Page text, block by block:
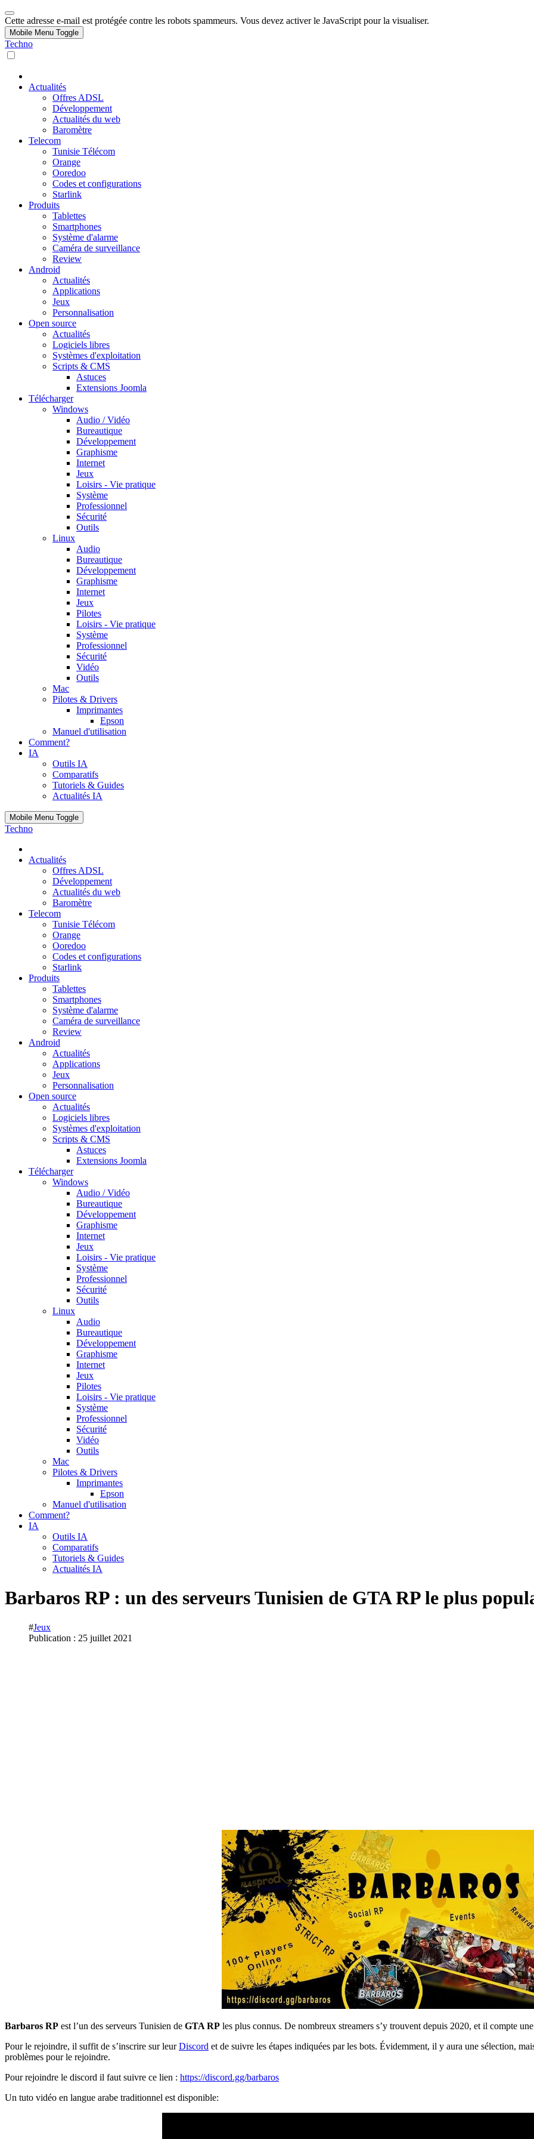
Cette adresse e-mail est protégée contre les robots spammeurs. Vous devez activer le JavaScript pour la visualiser.
Mobile Menu Toggle
Techno
Actualités
Offres ADSL
Développement
Actualités du web
Baromètre
Telecom
Tunisie Télécom
Orange
Ooredoo
Codes et configurations
Starlink
Produits
Tablettes
Smartphones
Système d'alarme
Caméra de surveillance
Review
Android
Actualités
Applications
Jeux
Personnalisation
Open source
Actualités
Logiciels libres
Systèmes d'exploitation
Scripts & CMS
Astuces
Extensions Joomla
Télécharger
Windows
Audio / Vidéo
Bureautique
Développement
Graphisme
Internet
Jeux
Loisirs - Vie pratique
Système
Professionnel
Sécurité
Outils
Linux
Audio
Bureautique
Développement
Graphisme
Internet
Jeux
Pilotes
Loisirs - Vie pratique
Système
Professionnel
Sécurité
Vidéo
Outils
Mac
Pilotes & Drivers
Imprimantes
Epson
Manuel d'utilisation
Comment?
IA
Outils IA
Comparatifs
Tutoriels & Guides
Actualités IA
Mobile Menu Toggle
Techno
Actualités
Offres ADSL
Développement
Actualités du web
Baromètre
Telecom
Tunisie Télécom
Orange
Ooredoo
Codes et configurations
Starlink
Produits
Tablettes
Smartphones
Système d'alarme
Caméra de surveillance
Review
Android
Actualités
Applications
Jeux
Personnalisation
Open source
Actualités
Logiciels libres
Systèmes d'exploitation
Scripts & CMS
Astuces
Extensions Joomla
Télécharger
Windows
Audio / Vidéo
Bureautique
Développement
Graphisme
Internet
Jeux
Loisirs - Vie pratique
Système
Professionnel
Sécurité
Outils
Linux
Audio
Bureautique
Développement
Graphisme
Internet
Jeux
Pilotes
Loisirs - Vie pratique
Système
Professionnel
Sécurité
Vidéo
Outils
Mac
Pilotes & Drivers
Imprimantes
Epson
Manuel d'utilisation
Comment?
IA
Outils IA
Comparatifs
Tutoriels & Guides
Actualités IA
Barbaros RP : un des serveurs Tunisien de GTA RP le plus
#Jeux
Publication : 25 juillet 2021
Barbaros RP est l’un des serveurs Tunisien de GTA RP les plus connus. De nombreux streamers s’y trouvent depuis 2020, et il compte
Pour le rejoindre, il suffit de s’inscrire sur leurDiscord et de suivre les étapes indiquées par les bots. Évidemment, il y aura une sélection,
problèmes pour le rejoindre.
Pour rejoindre le discord il faut suivre ce lien : https://discord.gg/barbaros
Un tuto vidéo en langue arabe traditionnel est disponible: